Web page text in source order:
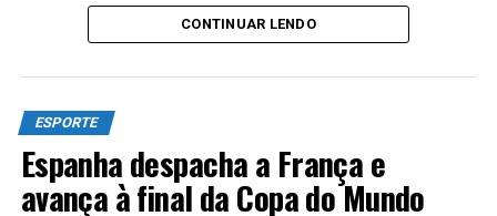
minutos de jogo, colocou a seleção europeia no grupo
seleto de bicampeões mundiais, que também tem
todos os ganhadores e único penta, o Brasil.
Diferentemente de 2010, o herói do título saiu do banco
de reservas. Mas, Ferran Torres e Iniesta têm algo em
CONTINUAR LENDO
ESPORTE
Espanha despacha a França e
avança à final da Copa do Mundo